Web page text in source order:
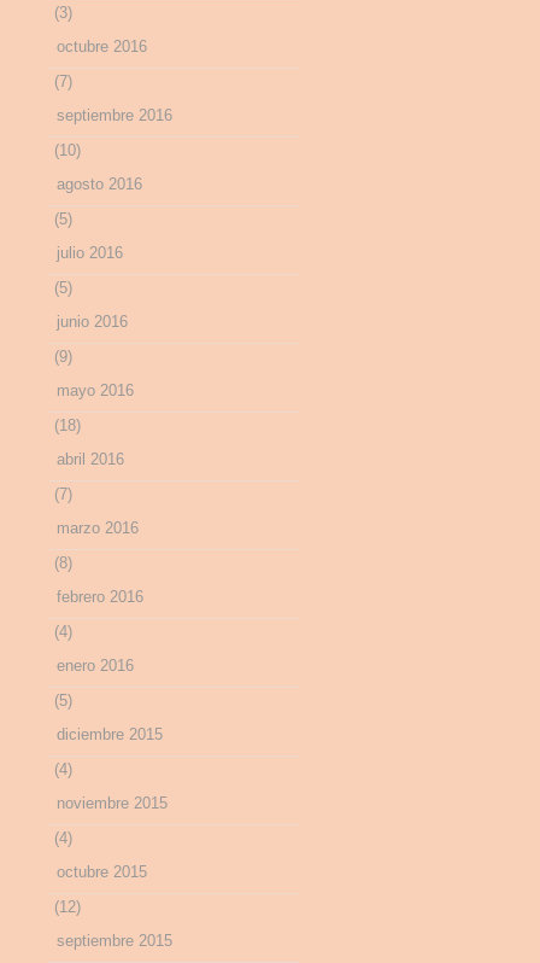
(3)
octubre 2016
(7)
septiembre 2016
(10)
agosto 2016
(5)
julio 2016
(5)
junio 2016
(9)
mayo 2016
(18)
abril 2016
(7)
marzo 2016
(8)
febrero 2016
(4)
enero 2016
(5)
diciembre 2015
(4)
noviembre 2015
(4)
octubre 2015
(12)
septiembre 2015